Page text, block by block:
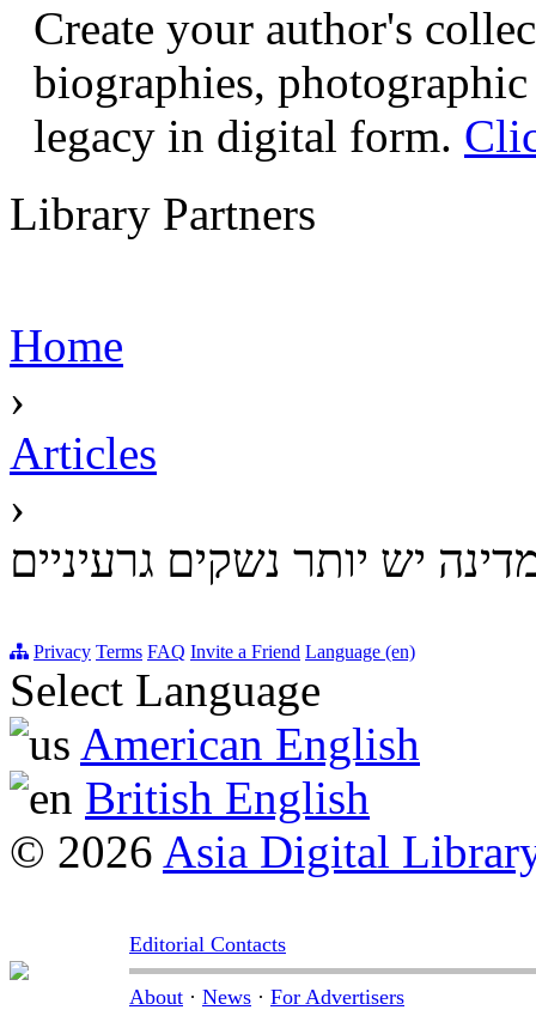
Create your author's
biographies,
legacy in digital form.
Library Partners
Home
›
Articles
›
Privacy Terms FAQ Invite a Friend Language (en)
Select Language
American English
British English
© 2026 Asia Digital
Editorial Contacts
About · News · For Advertisers